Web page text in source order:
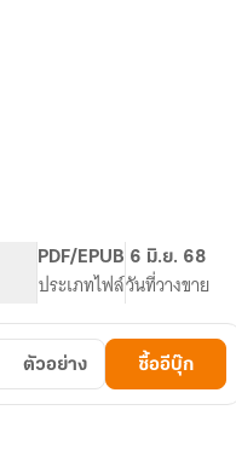
PDF/EPUB
ประเภทไฟล์
6 มิ.ย. 68
วันที่วางขาย
ตัวอย่าง ซื้ออีบุ๊ก